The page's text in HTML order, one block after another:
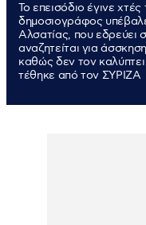
To επεισόδιο έγινε
δημοσιογράφος
Αλσατίας, που
αναζητείται για
καθώς δεν τον
τέθηκε από τον ΣΥΡΙΖΑ